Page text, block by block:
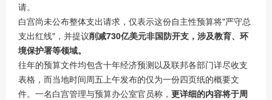
请。
白宫尚未公布整体支出请求，仅表示这份自主性预算将"严守总
支出红线"，并提议削减730亿美元非国防开支，涉及教育、环
境保护署等领域。
往年的预算文件均包含十年经济预测以及联邦各部门详尽收支
表格，而当地时间周五上午发布的仅为一份四页纸的概要文
件。一名白宫管理与预算办公室官员称， 更详细的内容将于周